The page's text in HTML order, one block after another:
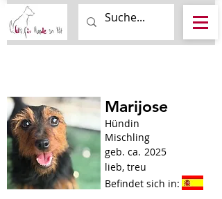
Marijose
Hündin
Mischling
geb. ca. 2025
lieb, treu
Befindet sich in: